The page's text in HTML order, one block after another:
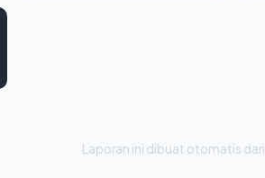
Laporan ini dibuat otomatis